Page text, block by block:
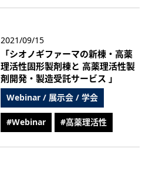
2021/09/15
「シオノギファーマの新棟・高薬
理活性固形製剤棟と 高薬理活性製
剤開発・製造受託サービス 」
Webinar / 展示会 / 学会
#Webinar #高薬理活性